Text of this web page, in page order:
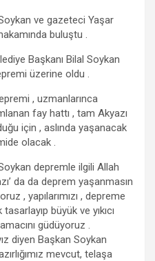
ve gazeteci Yaşar
buluştu .
Başkanı Bilal Soykan
üzerine oldu .
, uzmanlarınca
fay hattı , tam Akyazı
için , aslında yaşanacak
olacak .
depremle ilgili Allah
da da deprem yaşanmasın
, yapılarımızı , depreme
büyük ve yıkıcı
güdüyoruz .
diyen Başkan Soykan
mevcut, telaşa